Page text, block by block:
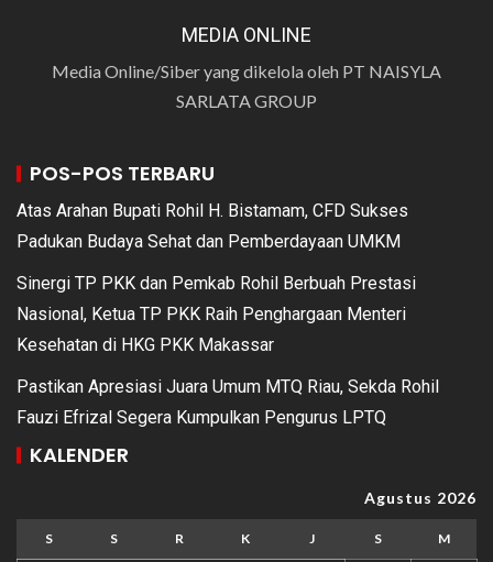
MEDIA ONLINE
Media Online/Siber yang dikelola oleh PT NAISYLA
SARLATA GROUP
POS-POS TERBARU
Atas Arahan Bupati Rohil H. Bistamam, CFD Sukses
Padukan Budaya Sehat dan Pemberdayaan UMKM
Sinergi TP PKK dan Pemkab Rohil Berbuah Prestasi
Nasional, Ketua TP PKK Raih Penghargaan Menteri
Kesehatan di HKG PKK Makassar
Pastikan Apresiasi Juara Umum MTQ Riau, Sekda Rohil
Fauzi Efrizal Segera Kumpulkan Pengurus LPTQ
KALENDER
Agustus 2026
S S R K J S M